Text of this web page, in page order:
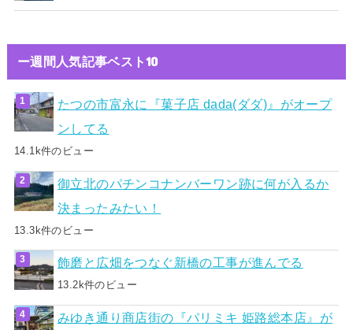
ー週間人気記事ベスト10
たつの市富永に『菓子店 dada(ダダ)』がオープ
ンしてる
14.1k件のビュー
御立北のパチンコナンバーワン跡に何が入るか
決まったみたい！
13.3k件のビュー
飾磨と広畑をつなぐ新橋の工事が進んでる
13.2k件のビュー
みゆき通り商店街の『パリミキ 姫路総本店』が